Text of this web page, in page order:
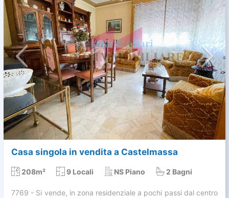
Casa singola in vendita a Castelmassa
208m² 9 Locali NS Piano 2 Bagni
7769 - Si vende, in zona residenziale a pochi passi dal centro